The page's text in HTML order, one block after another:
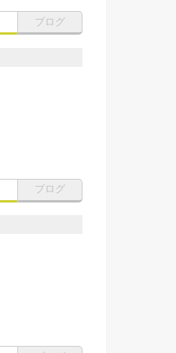
ブログ
ブログ